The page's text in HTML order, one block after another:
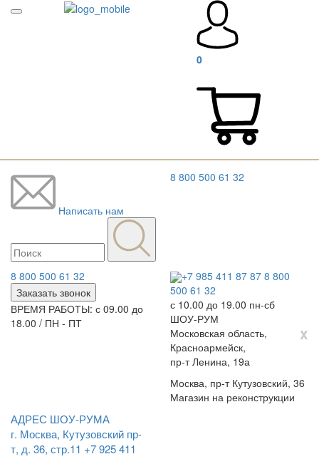
0
Написать нам
8 800 500 61 32
8 800 500 61 32
Заказать звонок
ВРЕМЯ РАБОТЫ: с 09.00 до
18.00 / ПН - ПТ
+7 985 411 87 87 8 800
500 61 32
с 10.00 до 19.00 пн-сб
ШОУ-РУМ
x
Московская область,
Красноармейск,
пр-т Ленина, 19а
Москва, пр-т Кутузовский, 36
Магазин на реконструкции
АДРЕС ШОУ-РУМА
г. Москва, Кутузовский пр-
т, д. 36, стр.11 +7 925 411